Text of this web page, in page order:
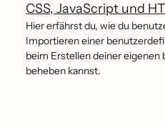
CSS, JavaScript und
Hier erfährst du, wie du
Importieren einer
beim Erstellen deiner
beheben kannst.